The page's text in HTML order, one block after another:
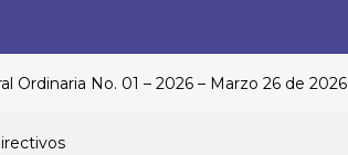
Ordinaria No. 01 – 2026 – Marzo 26 de 2026